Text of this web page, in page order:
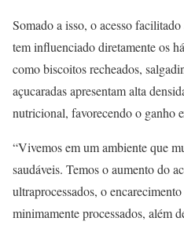
Somado a isso, o acesso
tem influenciado diretamente os
como biscoitos recheados,
açucaradas apresentam alta
nutricional, favorecendo o ganho
“Vivemos em um ambiente que
saudáveis. Temos o aumento do
ultraprocessados, o
minimamente processados, além